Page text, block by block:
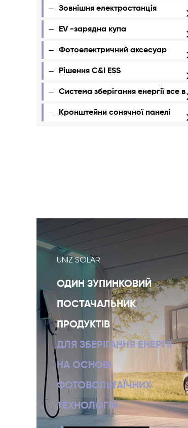
Зовнішня електростанція
ЕV -зарядна купа
Фотоелектричний аксесуар
Рішення C&I ESS
Система зберігання енергії все в одному
Кронштейни сонячної панелі
UNIZ SOLAR
ОДИН ЗУПИНКОВИЙ
ПОСТАЧАЛЬНИК
ПРОДУКТІВ
ДЛЯ ЗБЕРІГАННЯ ЕНЕРГІЇ
НА ОСНОВІ
ФОТОВОЛЬТАЇЧНИХ
ТЕХНОЛОГІЙ.